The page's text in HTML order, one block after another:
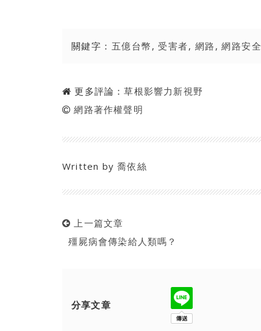
關鍵字： 五億台幣 , 受害者, 網路 ,網路安全
更多評論：草根影響力新視野
網路著作權聲明
Written by喬依絲
上一篇文章
殭屍病會傳染給人類嗎？
分享文章